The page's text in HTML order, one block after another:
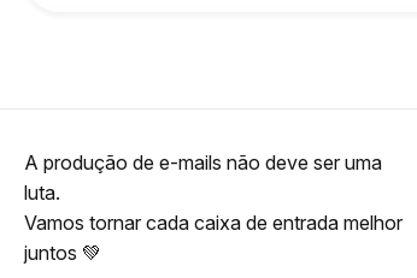
A produção de e-mails não deve ser uma
luta.
Vamos tornar cada caixa de entrada melhor
juntos 💚